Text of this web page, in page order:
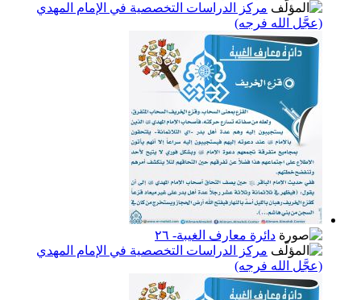
مركز الدراسات التخصصية في الإمام المهدي
(عجَّل الله فرجه)
دائرة معارف الغيبة- ٢٦
مركز الدراسات التخصصية في الإمام المهدي
(عجَّل الله فرجه)